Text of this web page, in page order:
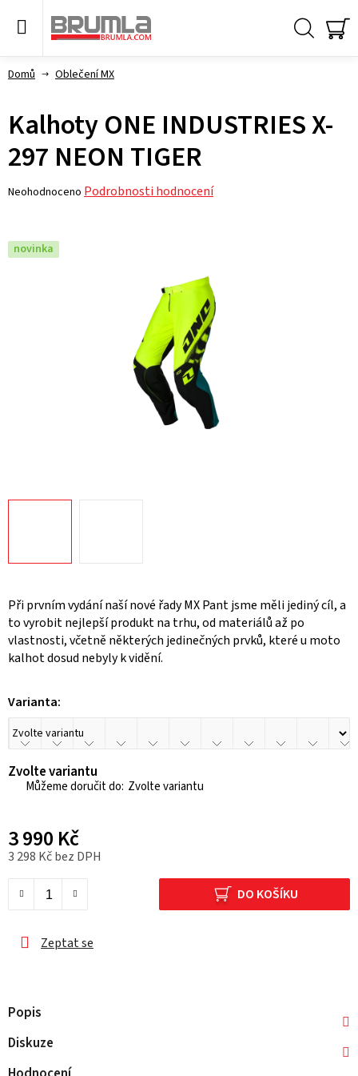
Domů Oblečení MX
Při prvním vydání naší nové řady MX Pant jsme měli jediný cíl, a
to vyrobit nejlepší produkt na trhu, od materiálů až po
vlastnosti, včetně některých jedinečných prvků, které u moto
kalhot dosud nebyly k vidění.
Varianta:
Zvolte variantu
Zvolte variantu
3 990 Kč
3 298 Kč bez DPH
DO KOŠÍKU
Zeptat se
Kalhoty ONE INDUSTRIES X-
297 NEON TIGER
Průměrné
je
0,0
Neohodnoceno Podrobnosti hodnocení
novinka
Popis
Diskuze